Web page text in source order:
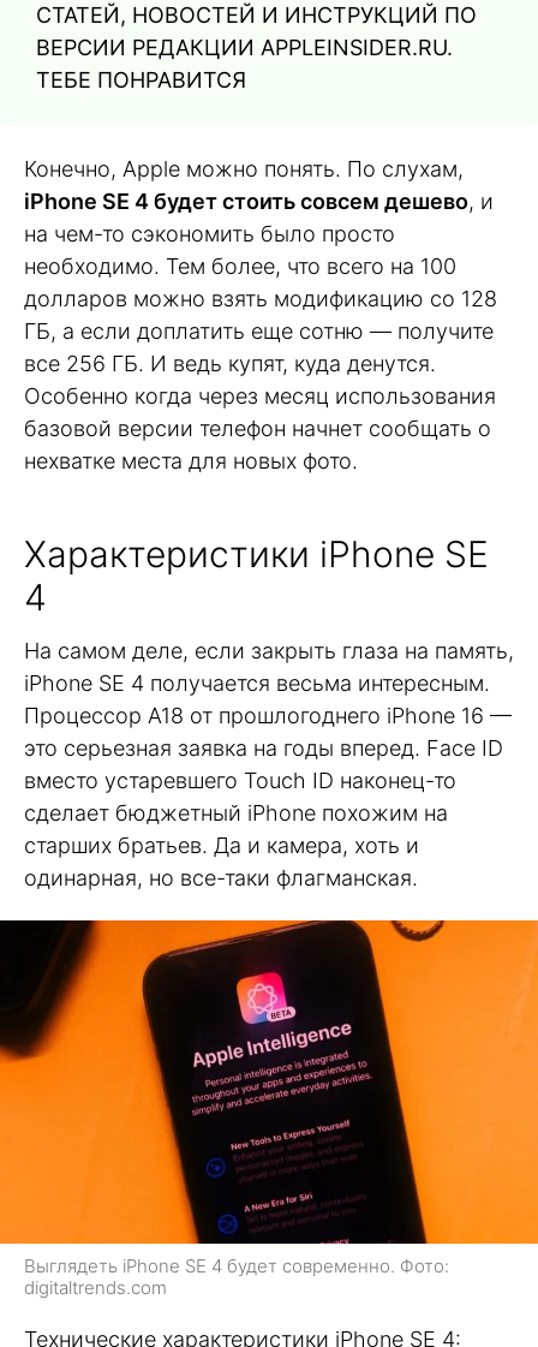
СТАТЕЙ, НОВОСТЕЙ И ИНСТРУКЦИЙ ПО
ВЕРСИИ РЕДАКЦИИ APPLEINSIDER.RU.
ТЕБЕ ПОНРАВИТСЯ
Конечно, Apple можно понять. По слухам,
iPhone SE 4 будет стоить совсем дешево, и
на чем-то сэкономить было просто
необходимо. Тем более, что всего на 100
долларов можно взять модификацию со 128
ГБ, а если доплатить еще сотню — получите
все 256 ГБ. И ведь купят, куда денутся.
Особенно когда через месяц использования
базовой версии телефон начнет сообщать о
нехватке места для новых фото.
Характеристики iPhone SE
4
На самом деле, если закрыть глаза на память,
iPhone SE 4 получается весьма интересным.
Процессор A18 от прошлогоднего iPhone 16 —
это серьезная заявка на годы вперед. Face ID
вместо устаревшего Touch ID наконец-то
сделает бюджетный iPhone похожим на
старших братьев. Да и камера, хоть и
одинарная, но все-таки флагманская.
Выглядеть iPhone SE 4 будет современно. Фото:
digitaltrends.com
Технические характеристики iPhone SE 4: